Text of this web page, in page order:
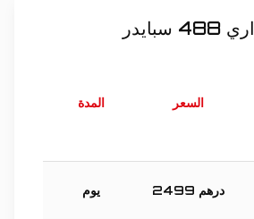
سبايدر
المدة السعر
يوم 2499 درهم